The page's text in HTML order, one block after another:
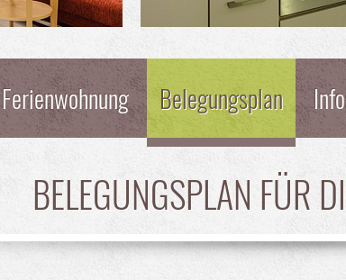
Ferienwohnung Belegungsplan
BELEGUNGSPLAN FÜR